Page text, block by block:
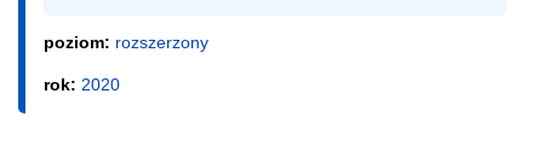
poziom: rozszerzony
rok: 2020